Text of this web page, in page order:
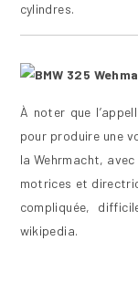
cylindres.
À noter que
pour produire une
la Wehrmacht,
motrices et
compliquée,
wikipedia.